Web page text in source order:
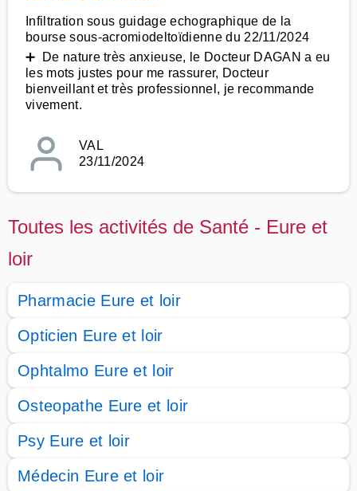
Infiltration sous guidage echographique de la
bourse sous-acromiodeltoïdienne du 22/11/2024
➕ De nature très anxieuse, le Docteur DAGAN a eu
les mots justes pour me rassurer, Docteur
bienveillant et très professionnel, je recommande
vivement.
VAL
23/11/2024
Toutes les activités de Santé - Eure et
loir
Pharmacie Eure et loir
Opticien Eure et loir
Ophtalmo Eure et loir
Osteopathe Eure et loir
Psy Eure et loir
Médecin Eure et loir